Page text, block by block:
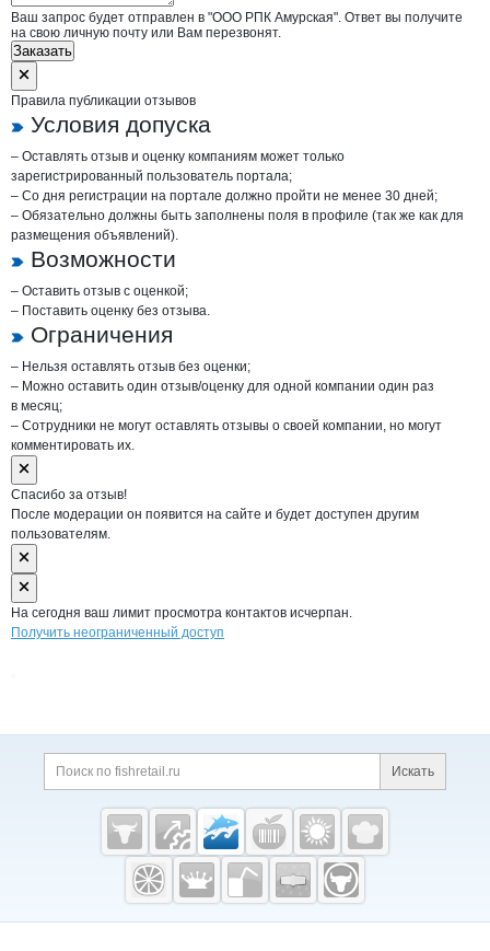
Ваш запрос будет отправлен в "ООО РПК Амурская". Ответ вы получите
на свою личную почту или Вам перезвонят.
Заказать
Правила публикации отзывов
Условия допуска
– Оставлять отзыв и оценку компаниям может только
зарегистрированный пользователь портала;
– Со дня регистрации на портале должно пройти не менее 30 дней;
– Обязательно должны быть заполнены поля в профиле (так же как для
размещения объявлений).
Возможности
– Оставить отзыв с оценкой;
– Поставить оценку без отзыва.
Ограничения
– Нельзя оставлять отзыв без оценки;
– Можно оставить один отзыв/оценку для одной компании один раз
в месяц;
– Сотрудники не могут оставлять отзывы о своей компании, но могут
комментировать их.
Спасибо за отзыв!
После модерации он появится на сайте и будет доступен другим
пользователям.
На сегодня ваш лимит просмотра контактов исчерпан.
Получить неограниченный доступ
Дополнительная информация
Поиск по сайту и
Искать
Cсылки на полезные проекты
Fishretail.ru —
рыба,
морепродукты